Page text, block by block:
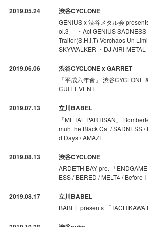
2019.05.24 渋谷CYCLONE
GENIUS x 渋谷メタル会
ol.3」 ・Act GENIUS
Traitor(S.H.i.T) Vorchaos Un
SKYWALKER ・DJ AIRI-METAL
2019.06.06 渋谷CYCLONE x GARRET
『平成六年會』 渋谷CYCLONE
CUIT EVENT
2019.07.13 立川BABEL
「METAL PARTISAN」
muh the Black Cat / SADNESS /
d Days / AMAZE
2019.08.13 渋谷CYCLONE
ARDETH BAY pre. 「
ESS / BERED / MELT4 / Before I
2019.08.17 立川BABEL
BABEL presents 「TACHIKAWA